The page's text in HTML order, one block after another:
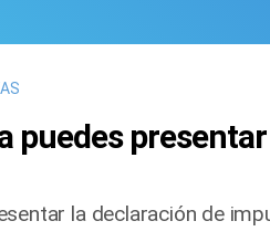
puedes
la declaración de